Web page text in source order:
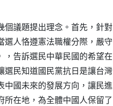
個議題提出理念。首先，針對
選人恪遵憲法職權分際，嚴守
，告訴選民中華民國的希望在
選民知道國民黨抗日是讓台灣
中國未來的發展方向，讓民進
在地，為全體中國人保留了